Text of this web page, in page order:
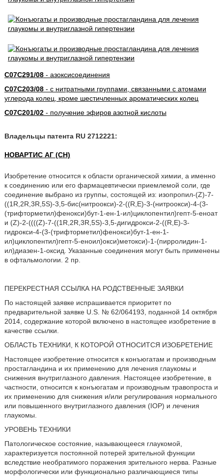
C07C291/08- азоксисоединения
C07C203/08- с нитратными группами, связанными с атомами
углерода колец, кроме шестичленных ароматических колец
C07C201/02- получение эфиров азотной кислоты
Владельцы патента RU 2712221:
НОВАРТИС АГ (CH)
Изобретение относится к области органической химии, а именно
к соединению или его фармацевтически приемлемой соли, где
соединение выбрано из группы, состоящей из: изопропил-(Z)-7-
((1R,2R,3R,5S)-3,5-бис(нитроокси)-2-((R,E)-3-(нитроокси)-4-(3-
(трифторметил)фенокси)бут-1-ен-1-ил)циклопентил)гепт-5-еноат
и (Z)-2-((((Z)-7-((1R,2R,3R,5S)-3,5-дигидрокси-2-((R,E)-3-
гидрокси-4-(3-(трифторметил)фенокси)бут-1-ен-1-
ил)циклопентил)гепт-5-еноил)окси)метокси)-1-(пирролидин-1-
ил)диазен-1-оксид. Указанные соединения могут быть применены
в офтальмологии. 2 пр.
ПЕРЕКРЕСТНАЯ ССЫЛКА НА РОДСТВЕННЫЕ ЗАЯВКИ
По настоящей заявке испрашивается приоритет по
предварительной заявке U.S. № 62/064193, поданной 14 октября
2014, содержание которой включено в настоящее изобретение в
качестве ссылки.
ОБЛАСТЬ ТЕХНИКИ, К КОТОРОЙ ОТНОСИТСЯ ИЗОБРЕТЕНИЕ
Настоящее изобретение относится к конъюгатам и производным
простагландина и их применению для лечения глаукомы и
снижения внутриглазного давления. Настоящее изобретение, в
частности, относится к конъюгатам и производным травопроста и
их применению для снижения и/или регулирования нормального
или повышенного внутриглазного давления (IOP) и лечения
глаукомы.
УРОВЕНЬ ТЕХНИКИ
Патологическое состояние, называющееся глаукомой,
характеризуется постоянной потерей зрительной функции
вследствие необратимого поражения зрительного нерва. Разные
морфологически или функционально различающиеся типы